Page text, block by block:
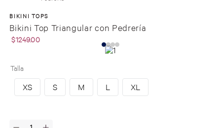
BIKINI TOPS
Bikini Top Triangular con Pedrería
$1249.00
Talla
XS S M L XL